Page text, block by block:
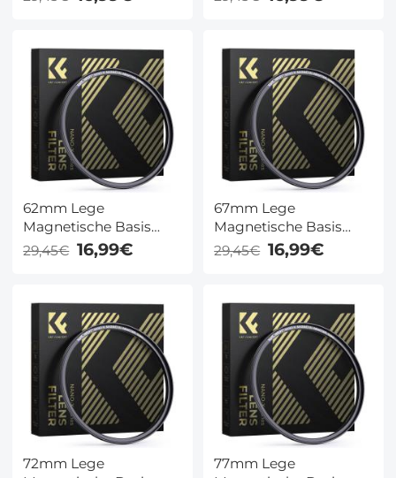
K&F Concept Magnetic
Systeem)
K&F Concept Magnetic
Systeem)
62mm Lege
Magnetische Basis
Ring (Werkt Alleen Met
Systeem)
29,45€ 16,99€
67mm Lege
Magnetische Basis
Ring (Werkt Alleen Met
Systeem)
29,45€ 16,99€
72mm Lege
77mm Lege